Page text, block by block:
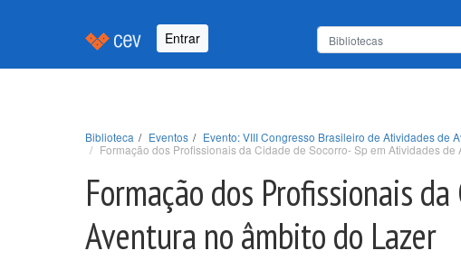
Entrar
Biblioteca Eventos
Evento: VIII Congresso Brasileiro de Atividades de
Formação dos Profissionais da Cidade de Socorro- Sp em Atividades
Formação dos Profissionais
Aventura no âmbito do Lazer